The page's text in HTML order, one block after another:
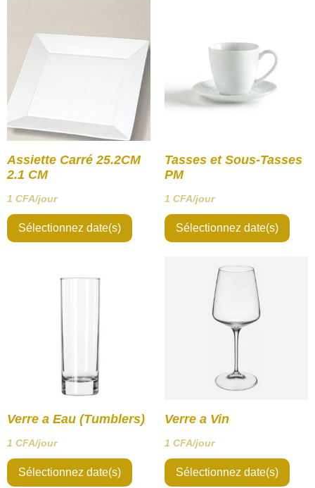
Assiette Carré 25.2CM
2.1 CM
1 CFA/jour
Sélectionnez date(s)
Tasses et Sous-Tasses
PM
1 CFA/jour
Sélectionnez date(s)
Verre a Eau (Tumblers)
1 CFA/jour
Sélectionnez date(s)
Verre a Vin
1 CFA/jour
Sélectionnez date(s)